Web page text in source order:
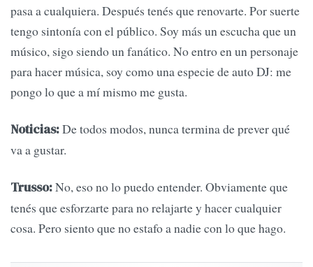
pasa a cualquiera. Después tenés que renovarte. Por suerte
tengo sintonía con el público. Soy más un escucha que un
músico, sigo siendo un fanático. No entro en un personaje
para hacer música, soy como una especie de auto DJ: me
pongo lo que a mí mismo me gusta.
Noticias:De todos modos, nunca termina de prever qué
va a gustar.
Trusso:No, eso no lo puedo entender. Obviamente que
tenés que esforzarte para no relajarte y hacer cualquier
cosa. Pero siento que no estafo a nadie con lo que hago.